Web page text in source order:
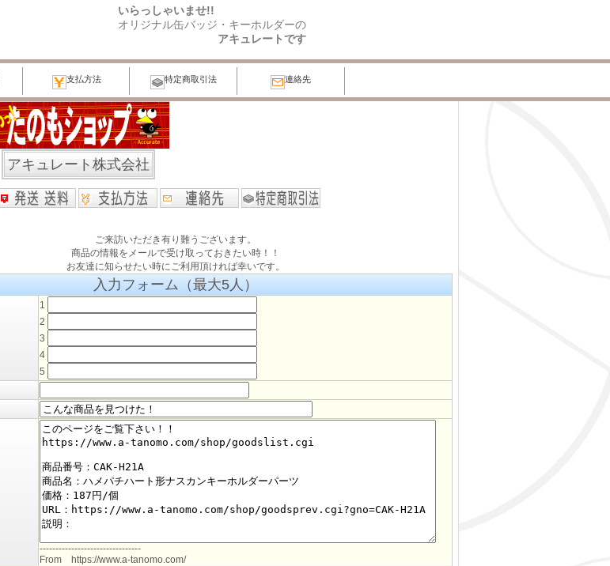
いらっしゃいませ!!
オリジナル缶バッジ・キーホルダーの
アキュレートです
支払方法 特定商取引法 連絡先
アキュレート株式会社
ご来訪いただき有り難うございます。
商品の情報をメールで受け取っておきたい時！！
お友達に知らせたい時にご利用頂ければ幸いです。
入力フォーム（最大5人）
1
2
3
4
5
--------------------------------
From https://www.a-tanomo.com/